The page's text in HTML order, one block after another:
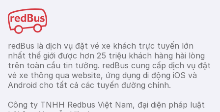
redBus là dịch vụ đặt vé xe khách trực tuyến lớn
nhất thế giới được hơn 25 triệu khách hàng hài lòng
trên toàn cầu tin tưởng. redBus cung cấp dịch vụ đặt
vé xe thông qua website, ứng dụng di động iOS và
Android cho tất cả các tuyến đường chính.
Công ty TNHH Redbus Việt Nam, đại diện pháp luật